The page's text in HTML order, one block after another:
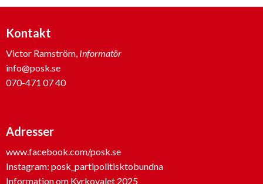
Kontakt
Victor Ramström, Informatör
info@posk.se
070-471 07 40
Adresser
www.facebook.com/posk.se
Instagram: posk_partipolitisktobundna
Information om Kyrkovalet 2025